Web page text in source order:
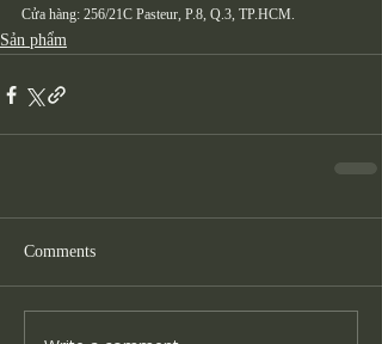
Cửa hàng: 256/21C Pasteur, P.8, Q.3, TP.HCM.
Sản phẩm
Comments